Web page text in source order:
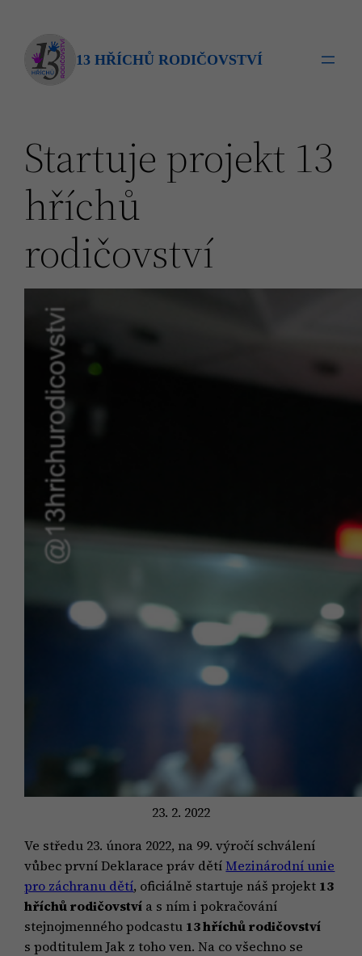
obsah
13 HŘÍCHŮ RODIČOVSTVÍ
Startuje projekt 13
hříchů
rodičovství
23. 2. 2022
Ve středu 23. února 2022, na 99. výročí schválení
vůbec první Deklarace práv dětíMezinárodní unie
pro záchranu dětí, oficiálně startuje náš projekt 13
hříchů rodičovství a s ním i pokračování
stejnojmenného podcastu 13 hříchů rodičovství
s podtitulem Jak z toho ven. Na co všechno se